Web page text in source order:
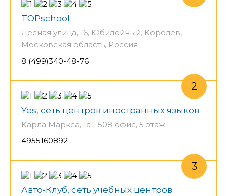
TOPschool
Лесная улица, 16, Юбилейный, Королёв,
Московская область, Россия
8 (499)340-48-76
Yes, сеть центров иностранных языков
Карла Маркса, 1а - 508 офис, 5 этаж
4955160892
Авто-Клуб, сеть учебных центров